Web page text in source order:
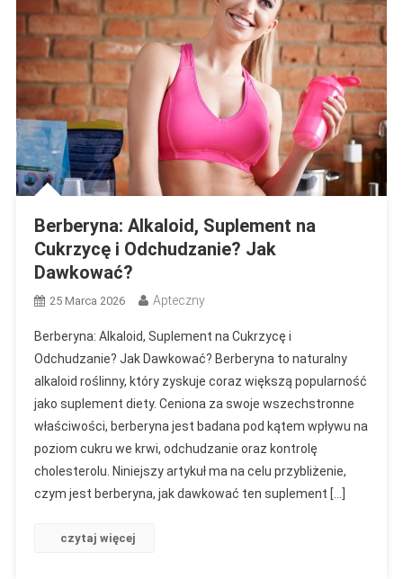
Berberyna: Alkaloid, Suplement na
Cukrzycę i Odchudzanie? Jak
Dawkować?
25 Marca 2026 Apteczny
Berberyna: Alkaloid, Suplement na Cukrzycę i
Odchudzanie? Jak Dawkować? Berberyna to naturalny
alkaloid roślinny, który zyskuje coraz większą popularność
jako suplement diety. Ceniona za swoje wszechstronne
właściwości, berberyna jest badana pod kątem wpływu na
poziom cukru we krwi, odchudzanie oraz kontrolę
cholesterolu. Niniejszy artykuł ma na celu przybliżenie,
czym jest berberyna, jak dawkować ten suplement […]
czytaj więcej